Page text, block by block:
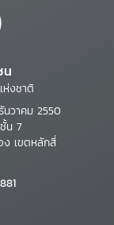
น
งชาติ
วาคม 2550
น 7
เขตหลักสี่